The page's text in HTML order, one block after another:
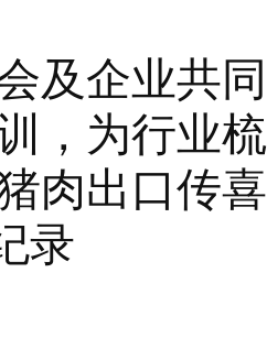
及企业共同
，为行业梳
肉出口传喜
录